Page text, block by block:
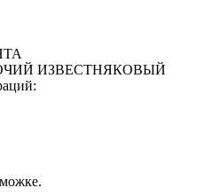
ИЗВЕСТНЯКОВЫЙ